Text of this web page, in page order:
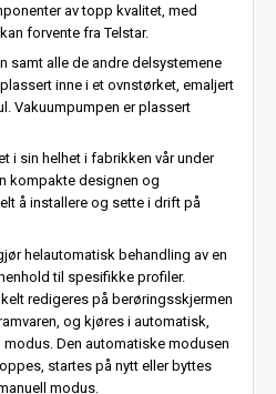
av topp kvalitet, med
forvente fra Telstar.
samt alle de andre delsystemene
inne i et ovnstørket, emaljert
Vakuumpumpen er plassert
i sin helhet i fabrikken vår under
kompakte designen og
å installere og sette i drift på
helautomatisk behandling av en
til spesifikke profiler.
redigeres på berøringsskjermen
og kjøres i automatisk,
Den automatiske modusen
startes på nytt eller byttes
modus.